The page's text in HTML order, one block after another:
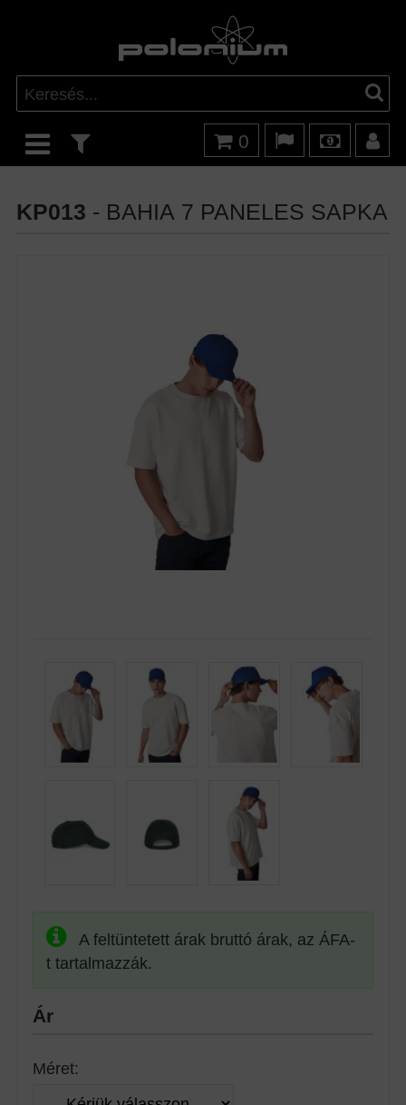
0
KP013 - BAHIA 7 PANELES SAPKA
A feltüntetett árak bruttó árak, az ÁFA-
t tartalmazzák.
Ár
Méret: